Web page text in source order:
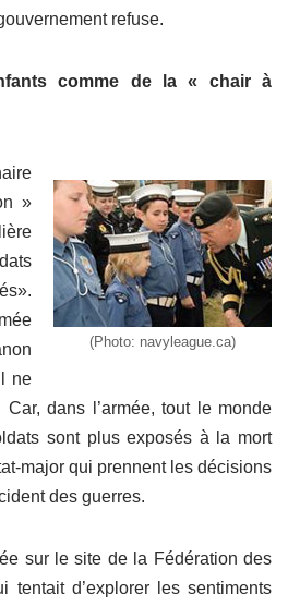
refuse.
comme de la « chair à
(Photo: navyleague.ca)
»
ne
Car, dans l’armée, tout le monde
sont plus exposés à la mort
major qui prennent les décisions
des guerres.
sur le site de la Fédération des
tentait d’explorer les sentiments